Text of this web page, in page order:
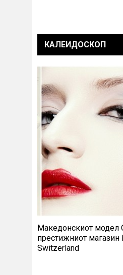
КАЛЕИДОСКОП
Македонскиот модел
престижниот магазин
Switzerland